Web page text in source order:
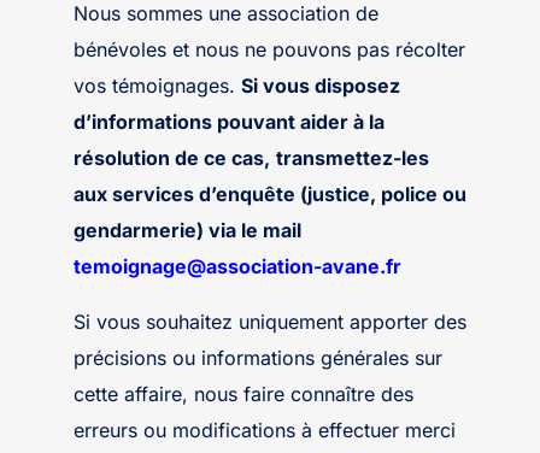
Nous sommes une association de
bénévoles et nous ne pouvons pas récolter
vos témoignages. Si vous disposez
d’informations pouvant aider à la
résolution de ce cas, transmettez-les
aux services d’enquête (justice, police ou
gendarmerie) via le mail
temoignage@association-avane.fr
Si vous souhaitez uniquement apporter des
précisions ou informations générales sur
cette affaire, nous faire connaître des
erreurs ou modifications à effectuer merci